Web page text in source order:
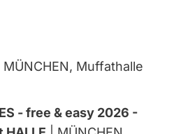
| MÜNCHEN, Muffathalle
- free & easy 2026 -